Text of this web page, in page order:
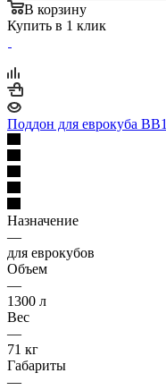
В корзину
Купить в 1 клик
Поддон для еврокуба
Назначение
—
для еврокубов
Объем
—
1300 л
Вес
—
71 кг
Габариты
—